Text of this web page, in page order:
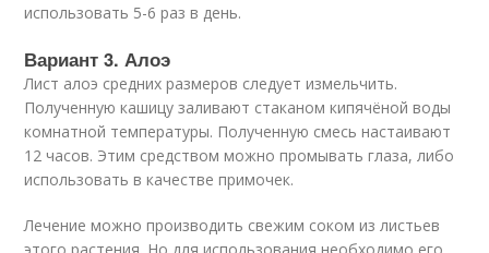
использовать 5-6 раз в день.
Вариант 3. Алоэ
Лист алоэ средних размеров следует измельчить.
Полученную кашицу заливают стаканом кипячёной воды
комнатной температуры. Полученную смесь настаивают
12 часов. Этим средством можно промывать глаза, либо
использовать в качестве примочек.
Лечение можно производить свежим соком из листьев